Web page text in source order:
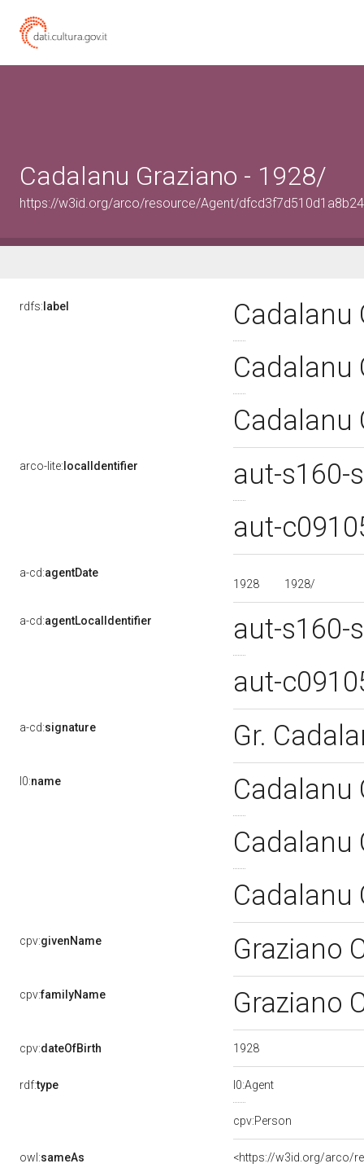
Cadalanu Graziano - 1928/
https://w3id.org/arco/resource/Agent/
rdfs: label
Cadalanu
Cadalanu
Cadalanu
arco-lite: localIdentifier
aut-s160-
aut-
a-cd:agentDate
1928
1928/
a-cd:agentLocalIdentifier
aut-s160-
aut-
a-cd:signature Gr.
l0:name
Cadalanu
Cadalanu
Cadalanu
cpv:givenName Graziano
cpv:familyName Graziano
cpv:dateOfBirth 1928
rdf:type l0:Agent
cpv:Person
owl:sameAs <https://w3id.org/arco/